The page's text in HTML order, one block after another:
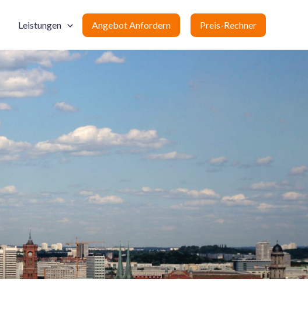
Leistungen Angebot Anfordern Preis-Rechner